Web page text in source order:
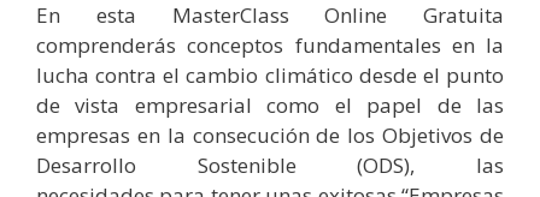
En esta MasterClass Online Gratuita
comprenderás conceptos fundamentales en la
lucha contra el cambio climático desde el punto
de vista empresarial como el papel de las
empresas en la consecución de los Objetivos de
Desarrollo Sostenible (ODS), las